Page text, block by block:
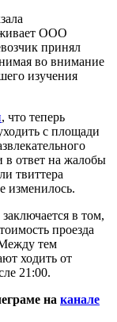
ООО
принял
во внимание
изучения
, что теперь
с площади
в ответ на жалобы
твиттера
изменилось.
в том,
проезда
тем
ходить от
21:00.
на канале